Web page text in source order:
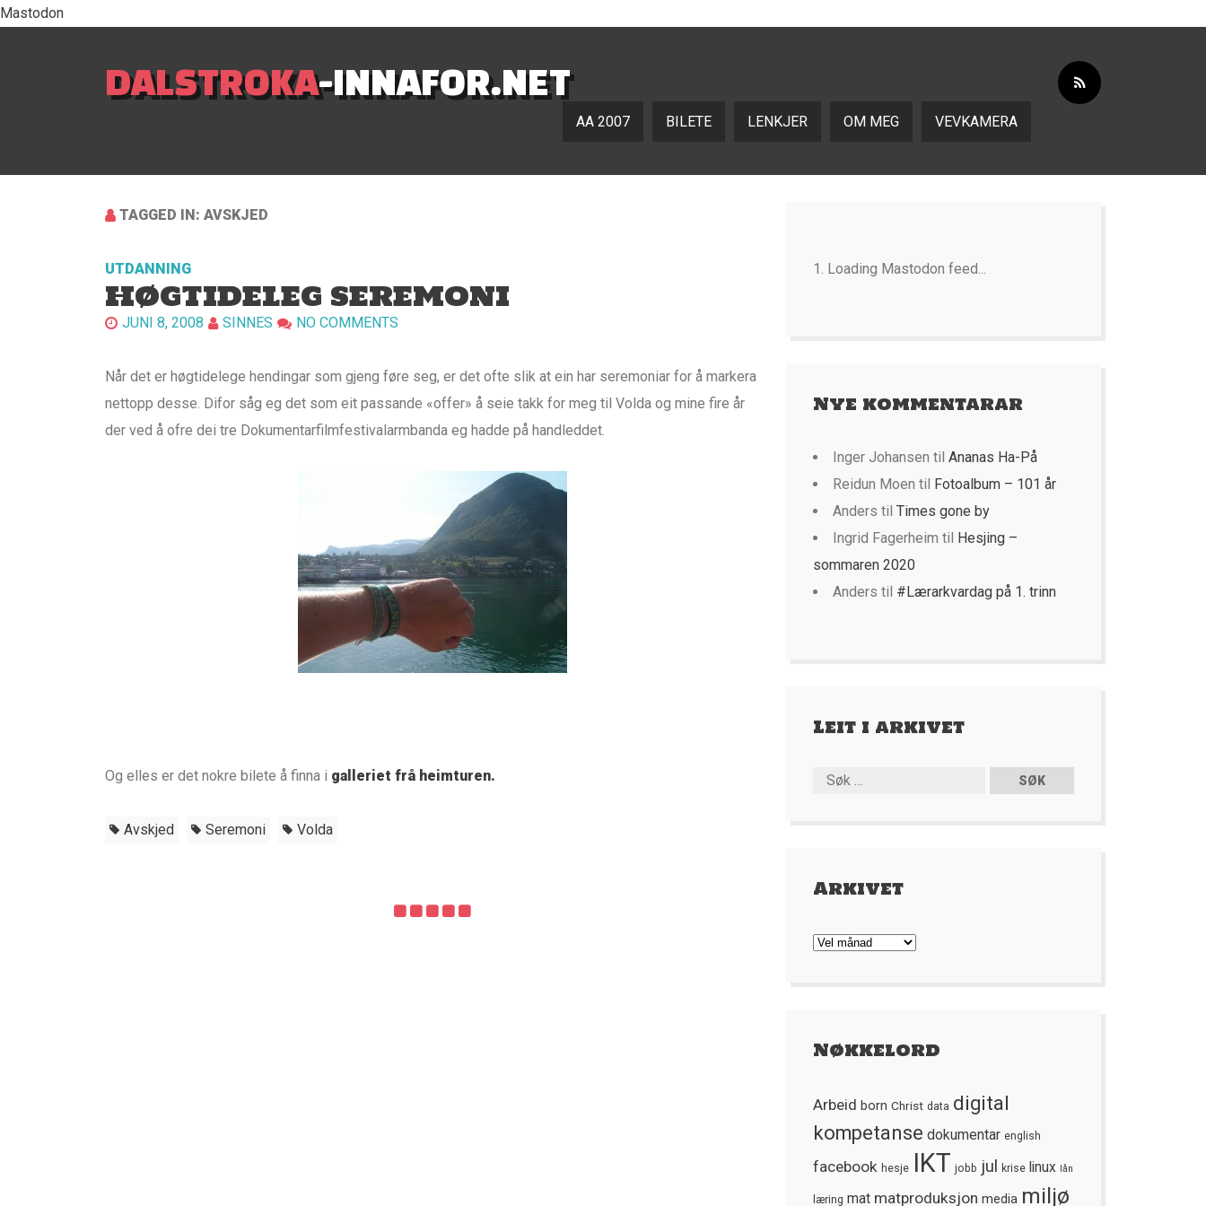
Mastodon
DALSTROKA-INNAFOR.NET
AA 2007 BILETE LENKJER OM MEG VEVKAMERA
TAGGED IN: AVSKJED
UTDANNING
HØGTIDELEG SEREMONI
JUNI 8, 2008 SINNES NO COMMENTS
Når det er høgtidelege hendingar som gjeng føre seg, er det ofte slik at ein har seremoniar for å markera
nettopp desse. Difor såg eg det som eit passande «offer» å seie takk for meg til Volda og mine fire år
der ved å ofre dei tre Dokumentarfilmfestivalarmbanda eg hadde på handleddet.
Og elles er det nokre bilete å finna i galleriet frå heimturen.
Avskjed Seremoni Volda
Loading Mastodon feed...
Nye kommentarar
Inger Johansen til Ananas Ha-På
Reidun Moen til Fotoalbum – 101 år
Anders til Times gone by
Ingrid Fagerheim til Hesjing –
sommaren 2020
Anders til #Lærarkvardag på 1. trinn
Leit i arkivet
Arkivet
Arkivet
Nøkkelord
Arbeid born Christ data digital
kompetanse dokumentar english
facebook hesje IKT jobb jul krise linux lån
læring mat matproduksjon media miljø